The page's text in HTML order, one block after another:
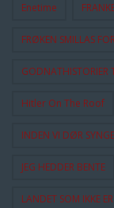
Enetime
FRØKEN SMILLAS
GODNATHISTORIER
Hitler On The Roof
INDEN VI DØR
JEG HEDDER BENTE
LANDET SOM IKKE ER